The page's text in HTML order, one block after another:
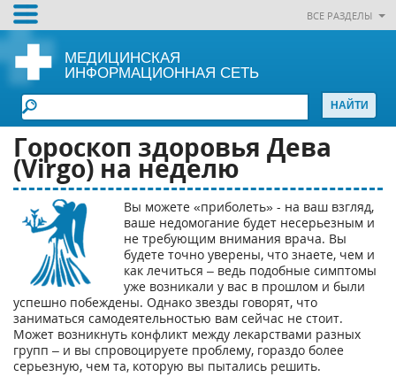
ВСЕ РАЗДЕЛЫ
МЕДИЦИНСКАЯ
ИНФОРМАЦИОННАЯ СЕТЬ
Гороскоп здоровья Дева
(Virgo) на неделю
Вы можете «приболеть» - на ваш взгляд,
ваше недомогание будет несерьезным и
не требующим внимания врача. Вы
будете точно уверены, что знаете, чем и
как лечиться – ведь подобные симптомы
уже возникали у вас в прошлом и были
успешно побеждены. Однако звезды говорят, что
заниматься самодеятельностью вам сейчас не стоит.
Может возникнуть конфликт между лекарствами разных
групп – и вы спровоцируете проблему, гораздо более
серьезную, чем та, которую вы пытались решить.